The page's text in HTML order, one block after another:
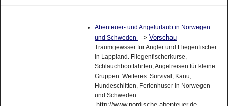
Abenteuer- und Angelurlaub in Norwegen
und Schweden
-> Vorschau
Traumgewsser für Angler und Fliegenfischer
in Lappland. Fliegenfischerkurse,
Schlauchbootfahrten, Angelreisen für kleine
Gruppen. Weiteres: Survival, Kanu,
Hundeschlitten, Ferienhuser in Norwegen
und Schweden